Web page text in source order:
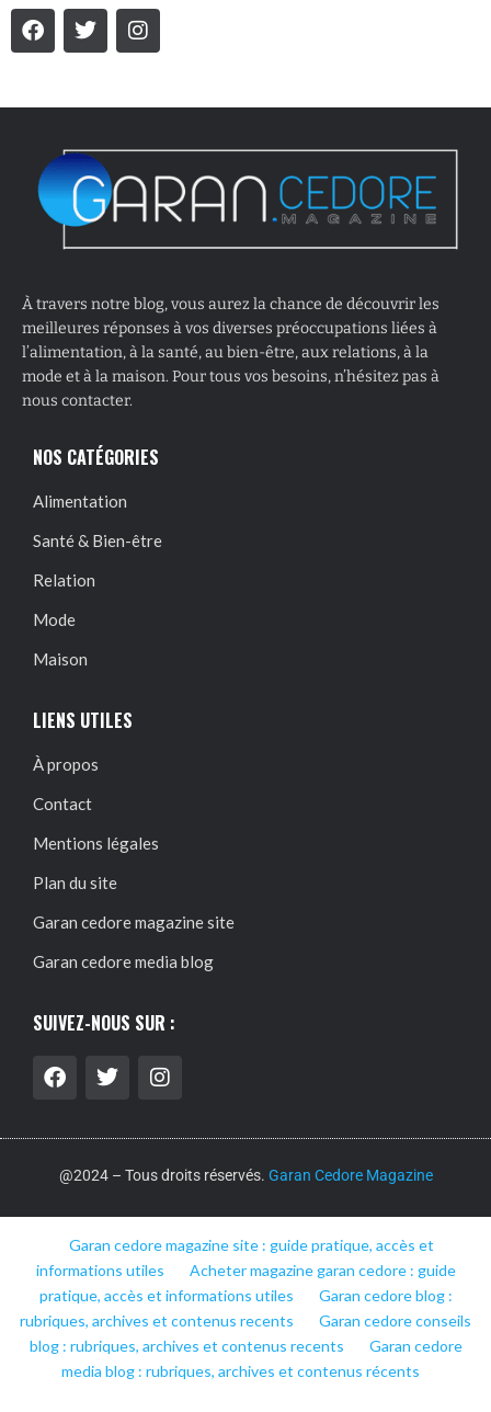
À travers notre blog, vous aurez la chance de découvrir les
meilleures réponses à vos diverses préoccupations liées à
l’alimentation, à la santé, au bien-être, aux relations, à la
mode et à la maison. Pour tous vos besoins, n’hésitez pas à
nous contacter.
NOS CATÉGORIES
Alimentation
Santé & Bien-être
Relation
Mode
Maison
LIENS UTILES
À propos
Contact
Mentions légales
Plan du site
Garan cedore magazine site
Garan cedore media blog
SUIVEZ-NOUS SUR :
@2024 – Tous droits réservés. Garan Cedore Magazine
Garan cedore magazine site : guide pratique, accès et
informations utiles
Acheter magazine garan cedore : guide
pratique, accès et informations utiles
Garan cedore blog :
rubriques, archives et contenus recents
Garan cedore conseils
blog : rubriques, archives et contenus recents
Garan cedore
media blog : rubriques, archives et contenus récents